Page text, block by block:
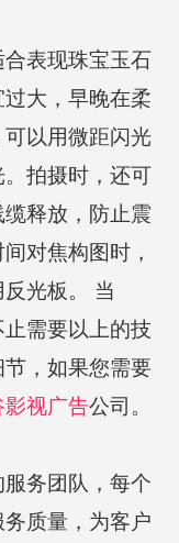
表现珠宝玉石
大，早晚在柔
以用微距闪光
拍摄时，还可
释放，防止震
对焦构图时，
光板。 当
需要以上的技
，如果您需要
影视广告公司。
务团队，每个
质量，为客户